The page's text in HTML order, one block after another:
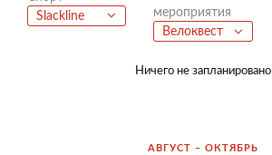
Slackline
мероприятия
Велоквест
Ничего не запланировано
АВГУСТ – ОКТЯБРЬ